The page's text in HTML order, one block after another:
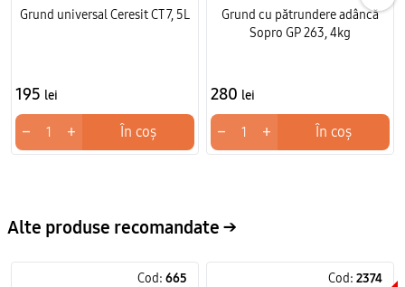
Alegeți amorsa pentru suporturi absorbante Baumit
EasyPrimer, 10l pentru pregătirea stratului suport
proiect de renovare. Alegerea pentru acest grund
reprezintă o investiție sigură în calitatea lucrărilor.
Comandați pe domic.md cu livrare rapidă în Chișinău și
Grund universal Ceresit CT 7, 5L
195 lei
− + În coș
Grund cu pătrundere adâncă
Sopro GP 263, 4kg
280 lei
− + În coș
Alte produse recomandate →
Cod: 665 Cod: 2374